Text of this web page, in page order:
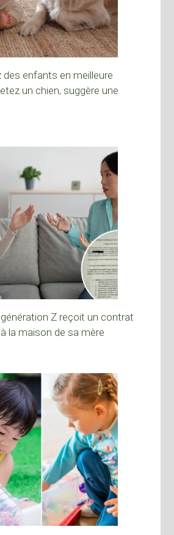
des enfants en meilleure
un chien, suggère une
génération Z reçoit un contrat
la maison de sa mère